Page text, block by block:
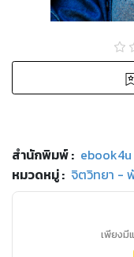
สำนักพิมพ์: ebook4u
หมวดหมู่: จิตวิทยา -
เพียงมี